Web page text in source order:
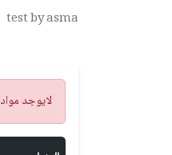
test by asma
تنبيه
لايوجد مواد